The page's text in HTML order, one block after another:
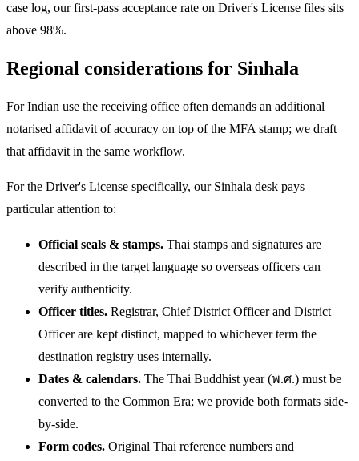
case log, our first-pass acceptance rate on Driver's License files sits
above 98%.
Regional considerations for Sinhala
For Indian use the receiving office often demands an additional
notarised affidavit of accuracy on top of the MFA stamp; we draft
that affidavit in the same workflow.
For the Driver's License specifically, our Sinhala desk pays
particular attention to:
Official seals & stamps. Thai stamps and signatures are
described in the target language so overseas officers can
verify authenticity.
Officer titles. Registrar, Chief District Officer and District
Officer are kept distinct, mapped to whichever term the
destination registry uses internally.
Dates & calendars. The Thai Buddhist year (พ.ศ.) must be
converted to the Common Era; we provide both formats side-
by-side.
Form codes. Original Thai reference numbers and